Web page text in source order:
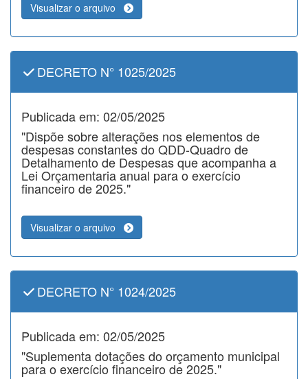
Visualizar o arquivo
DECRETO N° 1025/2025
Publicada em: 02/05/2025
"Dispõe sobre alterações nos elementos de
despesas constantes do QDD-Quadro de
Detalhamento de Despesas que acompanha a
Lei Orçamentaria anual para o exercício
financeiro de 2025."
Visualizar o arquivo
DECRETO N° 1024/2025
Publicada em: 02/05/2025
"Suplementa dotações do orçamento municipal
para o exercício financeiro de 2025."